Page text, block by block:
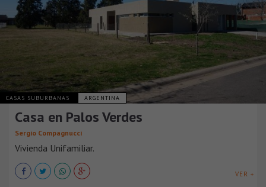
CASAS SUBURBANAS ARGENTINA
Casa en Palos Verdes
Sergio Compagnucci
Vivienda Unifamiliar.
VER +